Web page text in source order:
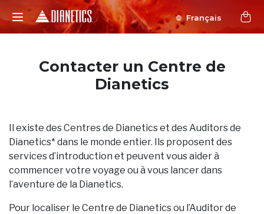
Français
Contacter un Centre de
Dianetics
Il existe des Centres de Dianetics et des Auditors de
Dianetics* dans le monde entier. Ils proposent des
services d’introduction et peuvent vous aider à
commencer votre voyage ou à vous lancer dans
l’aventure de la Dianetics.
Pour localiser le Centre de Dianetics ou l’Auditor de